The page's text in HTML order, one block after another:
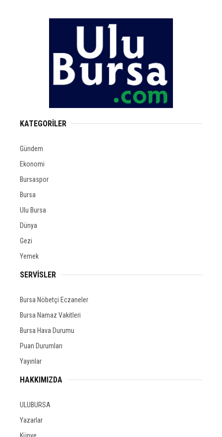
KATEGORİLER
Gündem
Ekonomi
Bursaspor
Bursa
Ulu Bursa
Dünya
Gezi
Yemek
SERVİSLER
Bursa Nöbetçi Eczaneler
Bursa Namaz Vakitleri
Bursa Hava Durumu
Puan Durumları
Yayınlar
HAKKIMIZDA
ULUBURSA
Yazarlar
Künye